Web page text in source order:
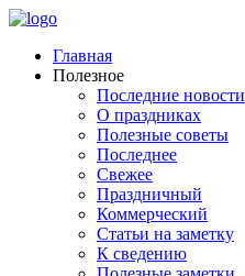
Главная
Полезное
Последние новости
О праздниках
Полезные советы
Последнее
Свежее
Праздничный
Коммерческий
Статьи на заметку
К сведению